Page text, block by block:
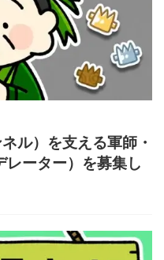
ル）を支える軍師・
ーター）を募集し